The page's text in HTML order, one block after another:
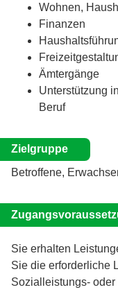
Wohnen,
Finanzen
Ämtergänge
Unterstützung
Beruf
Zielgruppe
Betroffene,
Sie erhalten
Sie die erforderliche
Sozialleistungs-